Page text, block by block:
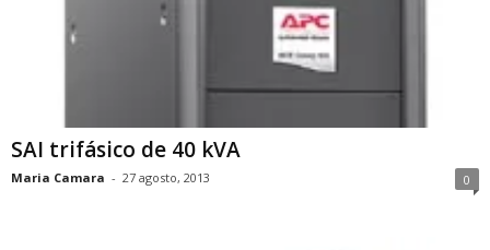
SAI trifásico de 40 kVA
Maria Camara - 27 agosto, 2013 0